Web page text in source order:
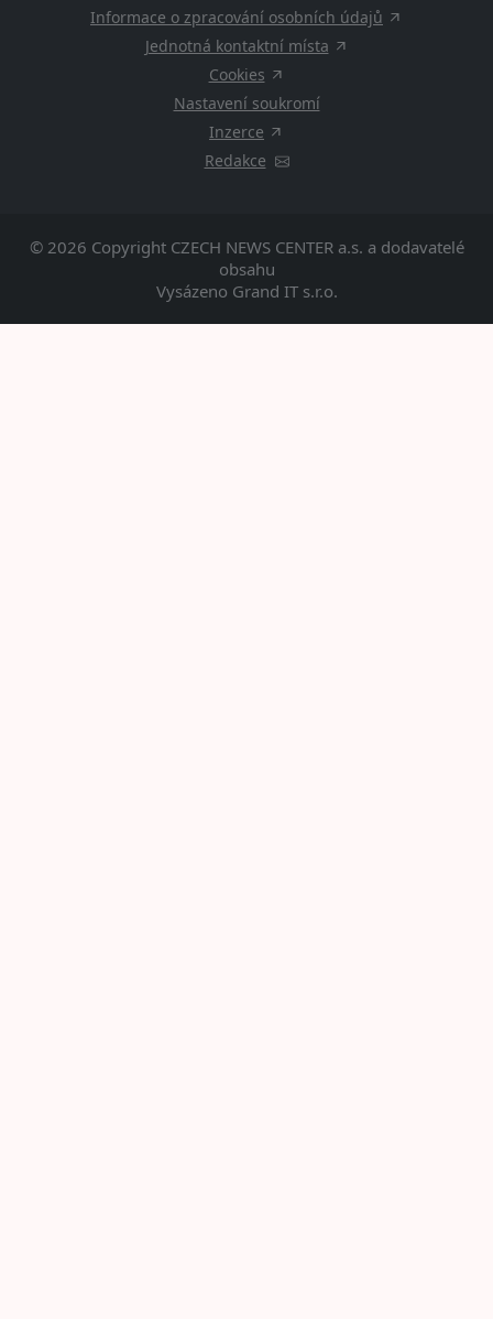
Informace o zpracování osobních údajů
Jednotná kontaktní místa
Cookies
Nastavení soukromí
Inzerce
Redakce
© 2026 Copyright CZECH NEWS CENTER a.s. a dodavatelé
obsahu
Vysázeno Grand IT s.r.o.